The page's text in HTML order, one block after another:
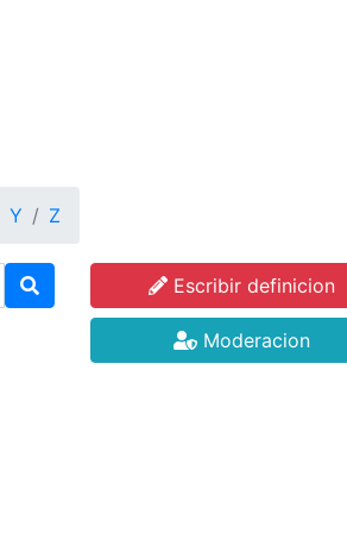
Y Z
Escribir definicion
Moderacion